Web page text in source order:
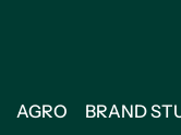
AGRO BRAND